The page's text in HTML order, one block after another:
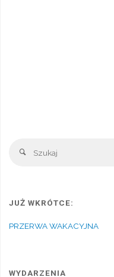
Szukaj
JUŻ WKRÓTCE:
PRZERWA WAKACYJNA
WYDARZENIA